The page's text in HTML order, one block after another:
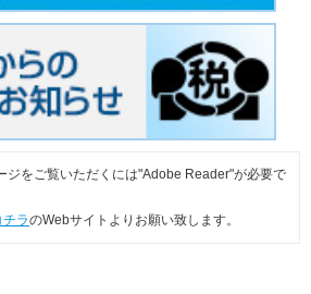
ジをご覧いただくには"Adobe Reader"が必要で
チラのWebサイトよりお願い致します。